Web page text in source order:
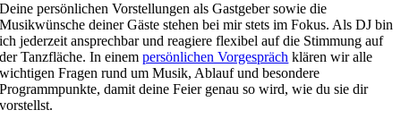
Deine persönlichen Vorstellungen als Gastgeber sowie die
Musikwünsche deiner Gäste stehen bei mir stets im Fokus. Als DJ bin
ich jederzeit ansprechbar und reagiere flexibel auf die Stimmung auf
der Tanzfläche. In einempersönlichen Vorgespräch klären wir alle
wichtigen Fragen rund um Musik, Ablauf und besondere
Programmpunkte, damit deine Feier genau so wird, wie du sie dir
vorstellst.